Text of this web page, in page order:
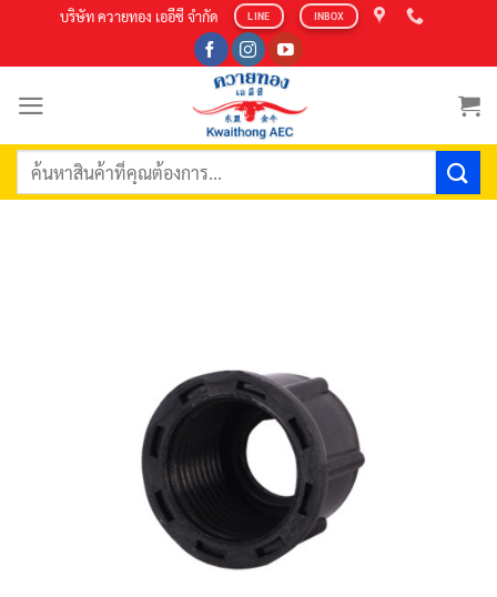
content
บริษัท ควายทอง เออีซี จำกัด LINE INBOX
ค้นหา: